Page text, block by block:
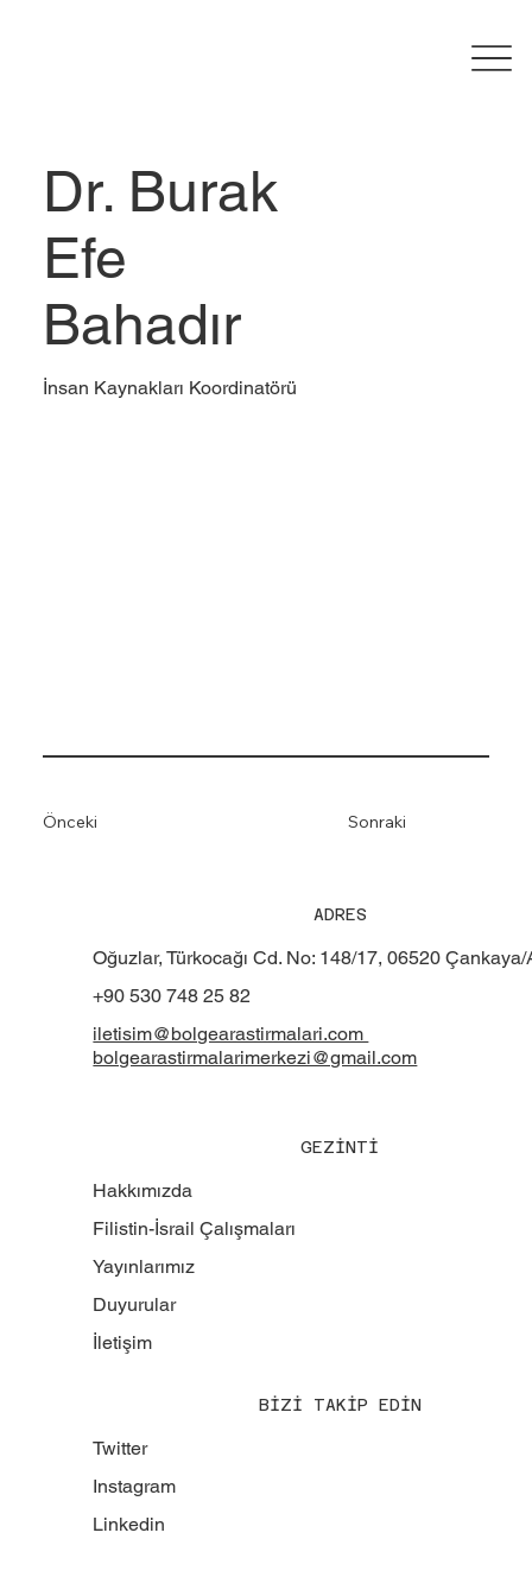
Dr. Burak
Efe
Bahadır
İnsan Kaynakları Koordinatörü
Sonraki
Önceki
ADRES
Oğuzlar, Türkocağı Cd. No: 148/17, 06520
+90 530 748 25 82
iletisim@bolgearastirmalari.com
bolgearastirmalarimerkezi@gmail.com
GEZİNTİ
Hakkımızda
Filistin-İsrail Çalışmaları
Yayınlarımız
Duyurular
İletişim
BİZİ TAKİP EDİN
Twitter
Instagram
Linkedin